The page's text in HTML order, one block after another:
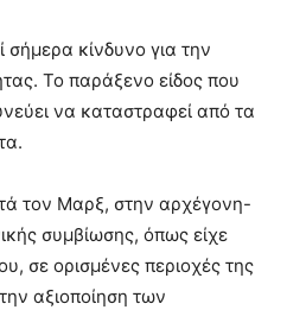
σήμερα κίνδυνο για την
Το παράξενο είδος που
να καταστραφεί από τα
τον Μαρξ, στην αρχέγονη-
συμβίωσης, όπως είχε
σε ορισμένες περιοχές της
αξιοποίηση των